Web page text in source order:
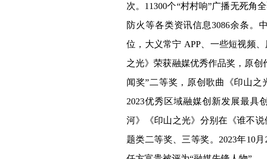
次。11300个“村村响”广播无死角
防火等各类资讯信息3086余条。
位，大义常宁 APP、一些短视频
之光》荣获融媒优秀作品奖，原
闻奖”二等奖，原创歌曲《印山之
2023优秀区域融媒创新发展最具
河》《印山之光》分别在《谁不
题类二等奖、三等奖。2023年10